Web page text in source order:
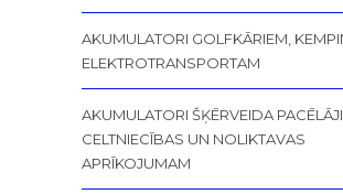
AKUMULATORI GOLFKĀRIEM,
ELEKTROTRANSPORTAM
AKUMULATORI ŠĶĒRVEIDA
CELTNIECĪBAS UN NOLIKTAVAS
APRĪKOJUMAM